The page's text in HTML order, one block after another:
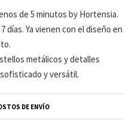
de 5 minutos by Hortensia.
días. Ya vienen con el diseño en
metálicos y detalles
y versátil.
DE ENVÍO